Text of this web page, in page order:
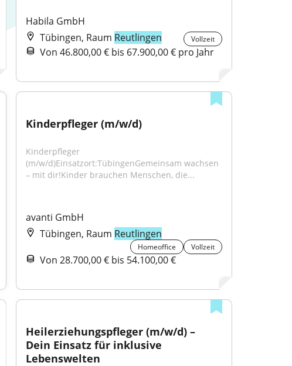
Habila GmbH
Tübingen, Raum Reutlingen Vollzeit
Von 46.800,00 € bis 67.900,00 € pro Jahr
Kinderpfleger (m/w/d)
Kinderpfleger
(m/w/d)Einsatzort:TübingenGemeinsam wachsen
– mit dir!Kinder brauchen Menschen, die...
avanti GmbH
Tübingen, Raum Reutlingen
Homeoffice Vollzeit
Von 28.700,00 € bis 54.100,00 €
Heilerziehungspfleger (m/w/d) –
Dein Einsatz für inklusive
Lebenswelten